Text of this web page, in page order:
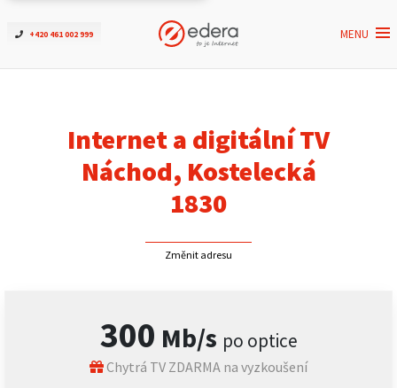
+420 461 002 999 MENU
Ověřit dostupnost
ČEZNET TV
Internet a digitální TV
Náchod, Kostelecká
1830
Změnit adresu
300 Mb/s po optice
Chytrá TV ZDARMA na vyzkoušení